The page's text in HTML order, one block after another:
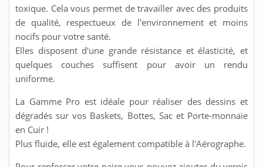
toxique. Cela vous permet de travailler avec des produits
de qualité, respectueux de l'environnement et moins
nocifs pour votre santé.
Elles disposent d'une grande résistance et élasticité, et
quelques couches suffisent pour avoir un rendu
uniforme.
La Gamme Pro est idéale pour réaliser des dessins et
dégradés sur vos Baskets, Bottes, Sac et Porte-monnaie
en Cuir !
Plus fluide, elle est également compatible à l'Aérographe.